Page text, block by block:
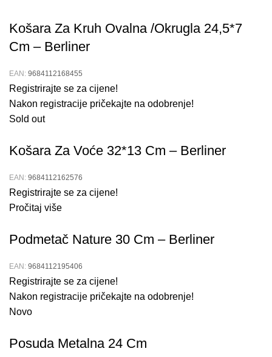
Košara Za Kruh Ovalna /Okrugla 24,5*7
Cm – Berliner
EAN: 9684112168455
Registrirajte se za cijene!
Nakon registracije pričekajte na odobrenje!
Sold out
Košara Za Voće 32*13 Cm – Berliner
EAN: 9684112162576
Registrirajte se za cijene!
Pročitaj više
Podmetač Nature 30 Cm – Berliner
EAN: 9684112195406
Registrirajte se za cijene!
Nakon registracije pričekajte na odobrenje!
Novo
Posuda Metalna 24 Cm